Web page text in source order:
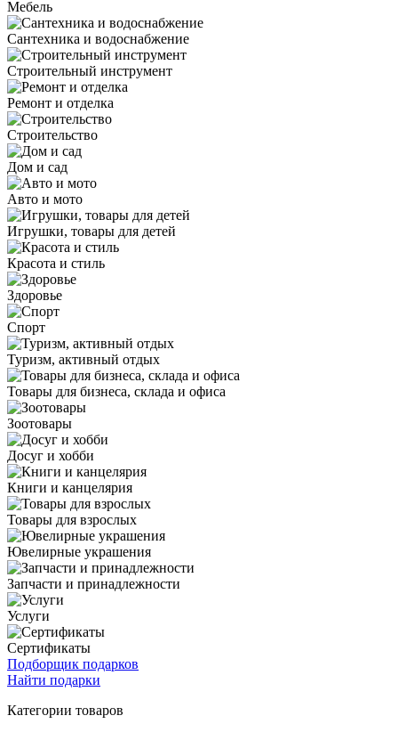
Мебель
Сантехника и водоснабжение
Строительный инструмент
Ремонт и отделка
Строительство
Дом и сад
Авто и мото
Игрушки, товары для детей
Красота и стиль
Здоровье
Спорт
Туризм, активный отдых
Товары для бизнеса, склада и офиса
Зоотовары
Досуг и хобби
Книги и канцелярия
Товары для взрослых
Ювелирные украшения
Запчасти и принадлежности
Услуги
Сертификаты
Подборщик подарков
Найти подарки
Категории товаров